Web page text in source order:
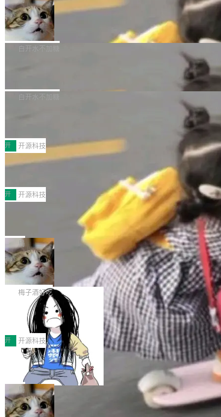
aDB 捕获 commit 之间的每一次操作，...
bet、微软以及 Meta 等传统科技巨头相比，Spa
ceXAI的资金消耗速度尤为引人瞩目。然而，支
撑庞大支出的资金来源却呈现出截然不同的面
貌。数据显示，微软和 Meta 主要依托充沛的经
1.2，驱动这个 agent 的新模型。一句话概括：
你可以用 curl -fsSL https://dev.meta.ai/install.
sh | bash 安装一个能在大项目里自动规划、写
代码、验证结果的 AI 终端工具。 据介绍，Muse
个主 agent 循环，外加一组后台 agent。这些后
美团开源 LoHoSearch，用知识图谱校
准 AI 能力认知
机器出题的前提，是让机器拥有全局视野。整个
构建流程可以分为四个环节：建图 → 控制难度
白开水不加糖
库，并将作为transport接入Mooncake TENT。
MPComm将作为一种传输引擎接入Mooncake T
ENT，实现零拷贝传输性能提升30%、非零拷贝
传输性能最高提升5倍。UCL-MPComm底层基
于自研UCL-Engine通信引擎，后续腾讯网平将
持续开源更多基于UCL-Engine的高性能通信组
件。 腾讯网平团队在UCL-MPComm中实现了一
个独立于业务线程的全局通信引擎（Engine），
白开水不加糖
型案例入选名单》，深信服“面向企业研发场景的
开源 AI 编程平台 CoStrict 应用”凭借卓越的技术
创新与落地成效成功入选。 全链路私有化部署，
助力企业AI研发安全落地 当前，越来越多企业已
经开始引入 AI Coding 工具，通过调用公有云模
型或企业内部部署模型提升研发效率。但随着 AI
Coding 从个人辅助工具逐步走向团队级、组织
级应用，企业在规模化落地过程中，对安全性、
可控性和代码质量提出了更高要求。 首先是数据
安全与合规要求。对于大多数普通研发场景，公
有云模型能够满足快速试用和效率提升的需求。
但对于金融、能源、医疗等对数据安全要求较...
开 开源科技
深信服AI算力网关入选工信部人工智能
前不久，工业和信息化部正式发布《2025年人工
智能应用典型案例名单》，集中展示人工智能在
各领域的应用成果，覆盖技术底座、行业赋能、
产品应用、支撑保障、专题等五大方向。深信服
AI算力网关（AI创新平台）成功入选！ 随着各行
各业的Agent走向规模化建设，算力构成形态逐
渐丰富，用户关注的重点也在发生变化：不只是
让AI用起来，还要进一步看清混合算力时代下，
Token花在哪里、算力是否被充分利用，以及持
续增长的AI成本该如何优化。 深信服AI算力网关
正是围绕这些实际问题，从Token治理和成本治
理两个方面，让用户的每一份算力都看得清、管
得住、用得稳、省得下、更安全！ 一、从现在开
始，Token使用一目...
开 开源科技
Jeff Dean 离开 Google：一个时代的结
束，一个实验室的开始
Google 员工编号 20。MapReduce 作者之一。
Bigtable 作者之一。TensorFlow 的作者之一。
Gemini 的架构师。Google 首席科学家。 Jeff D
ean 在 Google 工作了 27 年后，宣布离职。 他
不是一个人走。一同离开的还有 Sanjay Ghema
wat（Google 员工编号 23，Jeff Dean 二十多
年的编程搭档，MapReduce 和 Bigtable 的共同
作者）、Quoc Le（Google 大脑核心成员，Se
q2Seq 和 DocAI 的共同发明人）以及 Oriol Vin
yals（Gemini 联合负责人，AlphaSta...
局
🔥 SolonCode v2026.8.4 发布：界面
字体可调、22 种语言、记忆搜索增强
打开终端就能上岗的全中文编码智能体，这一轮
把「看得清、用母语、记得住」三件事一次补
齐。 SolonCode 是什么 SolonCode 是杭州无
耳科技研发的企业级终端编码智能体——一位全
中文驱动的数字员工，自主理解需求、规划步
骤、编写代码。不挑模型、不挑平台，curl 一行
装完即用。 开源地址：Gitee · GitCode · GitHu
b 安装 支持 Java 8+（8~26）、macOS / Linu
x / Windows / Harmony PC。 # macOS / Linu
x / Harmony PC curl -fsSL https://solon.noea
r.org/solon...
梅子酒好吃
让“代码语义理解”深度释放AI Coding
价值潜能：华为云码道（CodeArts）
代码仓技术解析
一、代码仓深度理解技术的作用与价值 在软件工
程实践中，代码仓是企业核心知识资产的主要载
体。企业级代码仓库通常包含数十万乃至数百万
个文件，其规模远超单次模型调用可承载的上下
文窗口。随着项目规模的持续扩张与代码历史的
不断累积，代码仓中的模块关系、接口契约、业
务逻辑等关键信息往往分散于数十乃至数百个文
件之中，形成高度复杂的知识关联网络。传统的
开 开源科技
一条“删库”命令跑 17 小时，算法工程
师删光 89TB 数据只为干私活
最高人民检察院8月4日公布了一起案件：北京一
名90后算法工程师王某，为了给自己接的私活腾
服务器空间，删光了公司AI游戏部门的全部核心
数据。 王某2024年1月入职东城区某科技公司AI
局
Cloudflare 分享推理优化实践：KV ca